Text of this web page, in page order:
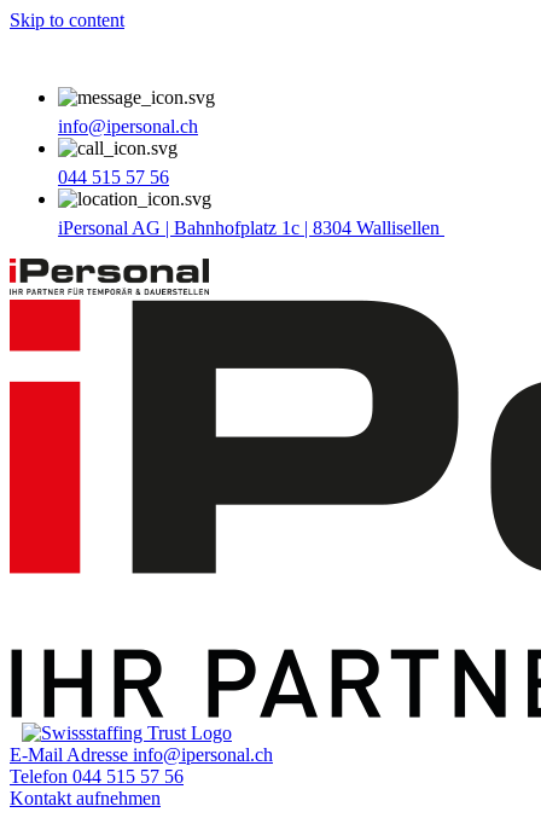
Skip to content
info@ipersonal.ch
044 515 57 56
iPersonal AG | Bahnhofplatz 1c | 8304 Wallisellen
E-Mail Adresse info@ipersonal.ch
Telefon 044 515 57 56
Kontakt aufnehmen